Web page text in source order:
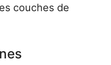
couches de